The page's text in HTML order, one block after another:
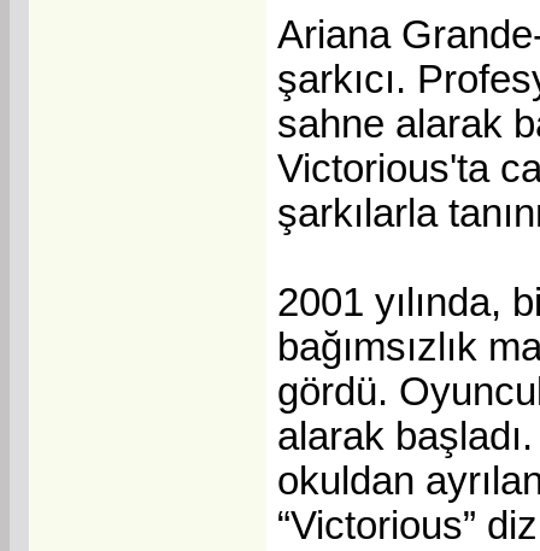
Ariana
şarkıcı.
sahne alarak
Victorious'ta
şarkılarla
2001 yılında,
bağımsızlık
gördü.
alarak
okuldan
“Victorious”